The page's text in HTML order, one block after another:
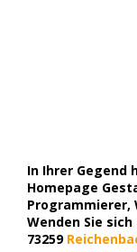
In Ihrer Gegend
Homepage
Programmierer,
Wenden Sie sich
73259